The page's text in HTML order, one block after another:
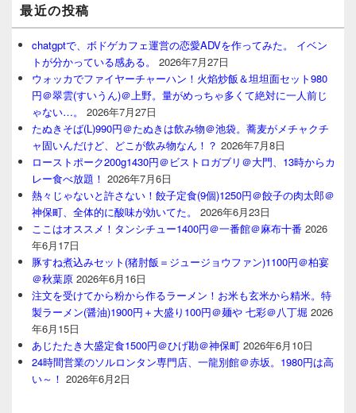
最近の投稿
chatgptで、ボドゲカフェ運営の恋愛ADVを作ってみた。 イベン
トが分かっている感ある。
2026年7月27日
ウォッカでファイヤーチャーハン！火焰炒飯＆坦坦面セット980
円＠翠雲(すいうん)＠上野。量がめっちゃ多くて絶対に一人前じ
ゃない…。
2026年7月27日
たぬきそば(L)990円＠たぬきは飲み物＠池袋。蕎麦がメチャクチ
ャ固いんだけど、どこが飲み物なん！？ 2026年7月8日
ローストポーク200g1430円＠ビストロガブリ＠大門、13時からカ
レー食べ放題！ 2026年7月6日
熱々じゃないと許さない！餃子定食(9個)1250円＠餃子の肉太郎＠
神保町、全体的に酸味が効いてた。
2026年6月23日
ここはオススメ！タンシチュー1400円＠一番館＠麻布十番 2026
年6月17日
豚すね煮込みセット(猪肘飯＝ジュージョウファン)1100円＠柏宴
＠秋葉原 2026年6月16日
注文を受けてから粉から作るラーメン！お米も玄米から精米。特
製ラーメン(醤油)1900円＋大盛り100円＠麺や 七彩＠八丁堀 2026
年6月15日
あじたたき大盛定食1500円＠ひげ勘＠神保町 2026年6月10日
24時間営業のソルロンタン専門店、一龍別館＠赤坂。1980円は高
い～！ 2026年6月2日